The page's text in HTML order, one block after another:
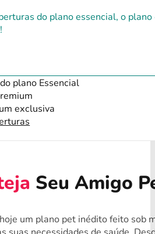
do plano essencial, o
plano Essencial
exclusiva
Seu Amigo
um plano pet inédito feito sob